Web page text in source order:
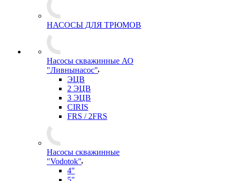
НАСОСЫ ДЛЯ ТРЮМОВ
Насосы скважинные АО
"Ливнынасос"
ЭЦВ
2 ЭЦВ
3 ЭЦВ
CIRIS
FRS / 2FRS
Насосы скважинные
"Vodotok"
4"